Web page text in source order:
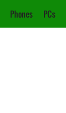
Phones PCs